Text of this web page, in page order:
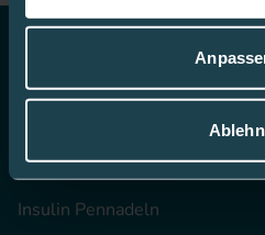
In dieser
Top Themen
Blutzucker-Teststreifen
Insulin Pennadeln